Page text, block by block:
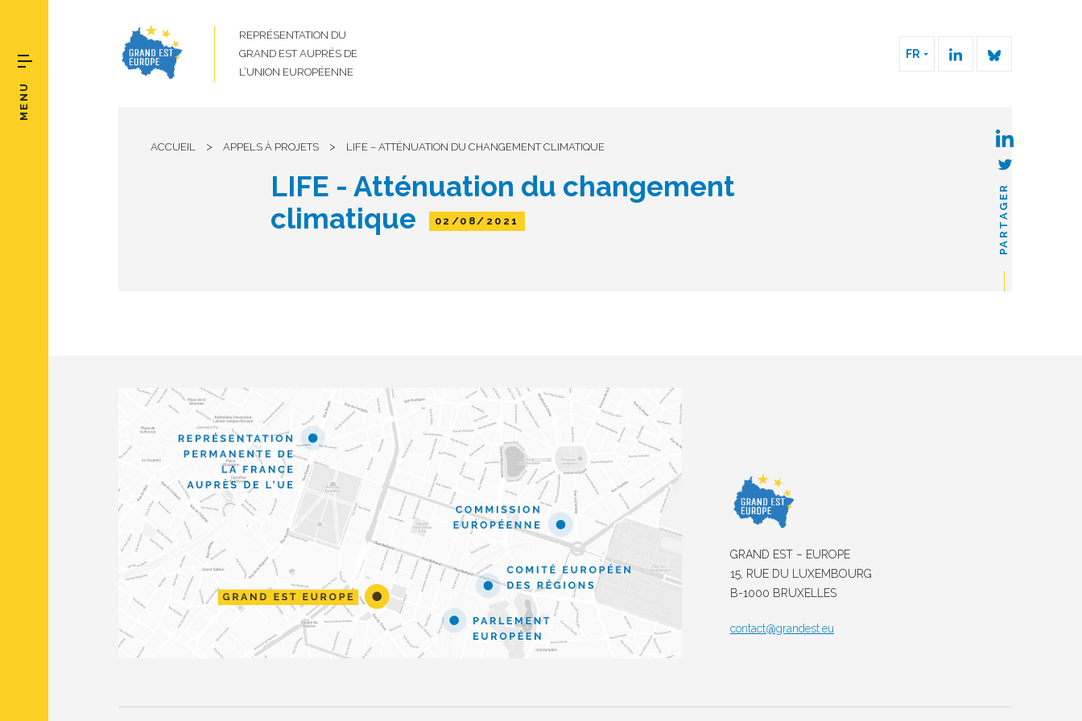
REPRÉSENTATION DU
GRAND EST AUPRÈS DE
L’UNION EUROPÉENNE
FR
MENU
ACCUEIL > APPELS À PROJETS > LIFE – ATTÉNUATION DU CHANGEMENT CLIMATIQUE
LIFE - Atténuation du changement
climatique
02/08/2021 PARTAGER
GRAND EST – EUROPE
15, RUE DU LUXEMBOURG
B-1000 BRUXELLES
contact@grandest.eu